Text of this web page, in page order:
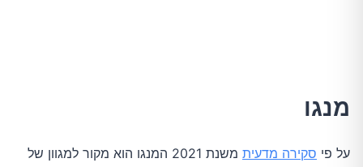
מנגו
על פי סקירה מדעית
משנת 2021 המנגו הוא מקור למגוון של